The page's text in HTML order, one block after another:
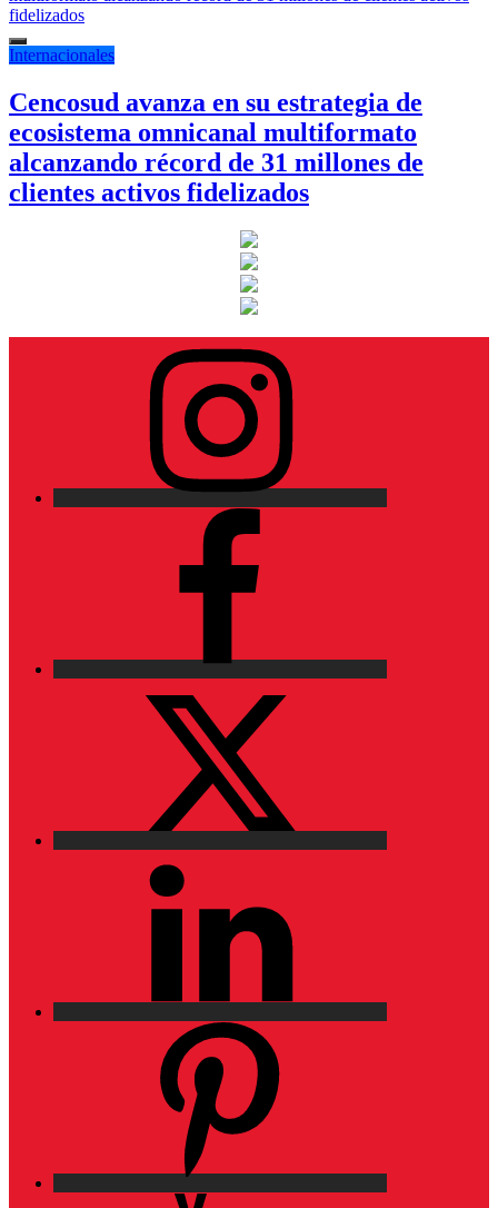
Internacionales
Cencosud avanza en su estrategia de
ecosistema omnicanal multiformato
alcanzando récord de 31 millones de
clientes activos fidelizados